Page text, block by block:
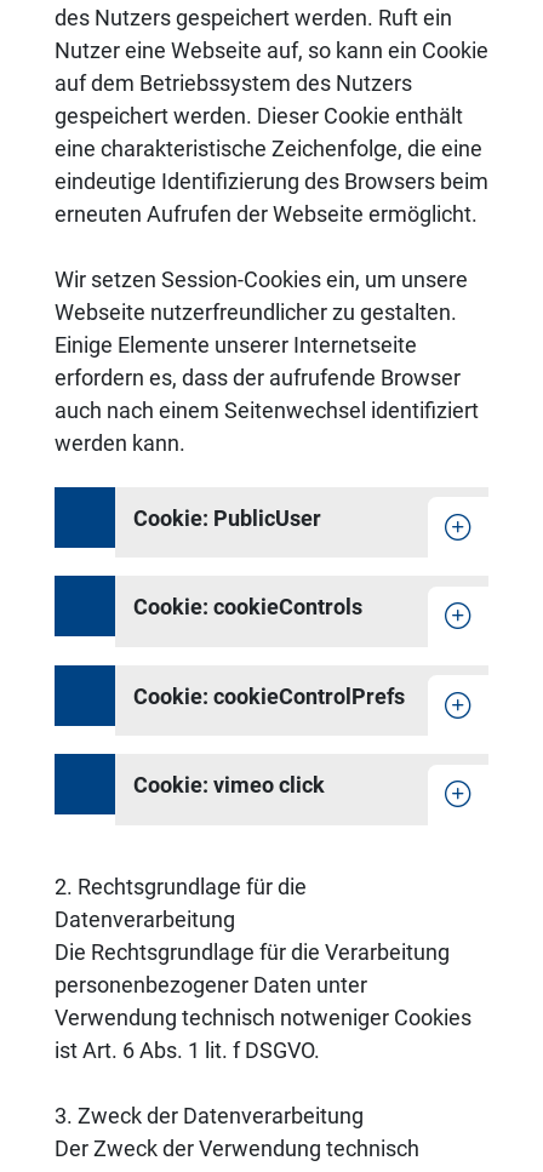
des Nutzers gespeichert werden. Ruft ein
Nutzer eine Webseite auf, so kann ein Cookie
auf dem Betriebssystem des Nutzers
gespeichert werden. Dieser Cookie enthält
eine charakteristische Zeichenfolge, die eine
eindeutige Identifizierung des Browsers beim
erneuten Aufrufen der Webseite ermöglicht.
Wir setzen Session-Cookies ein, um unsere
Webseite nutzerfreundlicher zu gestalten.
Einige Elemente unserer Internetseite
erfordern es, dass der aufrufende Browser
auch nach einem Seitenwechsel identifiziert
werden kann.
Cookie: PublicUser
Cookie: cookieControls
Cookie: cookieControlPrefs
Cookie: vimeo click
2. Rechtsgrundlage für die
Datenverarbeitung
Die Rechtsgrundlage für die Verarbeitung
personenbezogener Daten unter
Verwendung technisch notweniger Cookies
ist Art. 6 Abs. 1 lit. f DSGVO.
3. Zweck der Datenverarbeitung
Der Zweck der Verwendung technisch